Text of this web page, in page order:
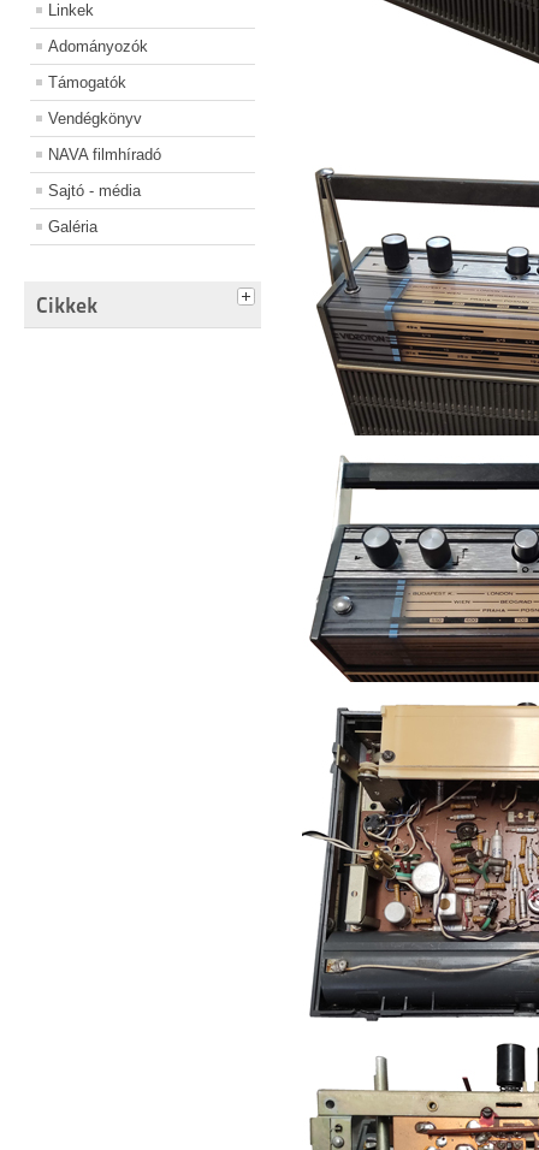
Linkek
Adományozók
Támogatók
Vendégkönyv
NAVA filmhíradó
Sajtó - média
Galéria
Cikkek